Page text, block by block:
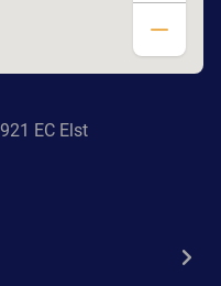
EC Elst